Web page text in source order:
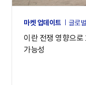
마켓 업데이트 글로
이란 전쟁 영향으
가능성